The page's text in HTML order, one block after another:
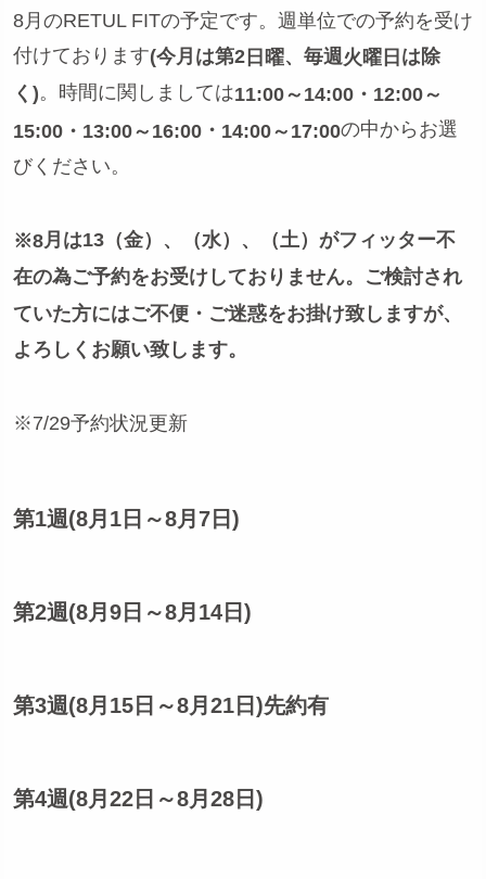
8月のRETUL FITの予定です。週単位での予約を受け
付けております(今月は第2日曜、毎週火曜日 は除
く)。時間に関しましては11:00～14:00・12:00～
15:00・ 13:00～16:00・ 14:00～17:00の中からお選
びください。
※8月は13（金）、（水）、（土）がフィッター不
在の為ご予約をお受けしておりません。ご検討され
ていた方にはご不便・ご迷惑をお掛け致しますが、
よろしくお願い致します。
※7/29予約状況更新
第1週(8月1日～8月7日)
第2週(8月9日～8月14日)
第3週(8月15日～8月21日)先約有
第4週(8月22日～8月28日)